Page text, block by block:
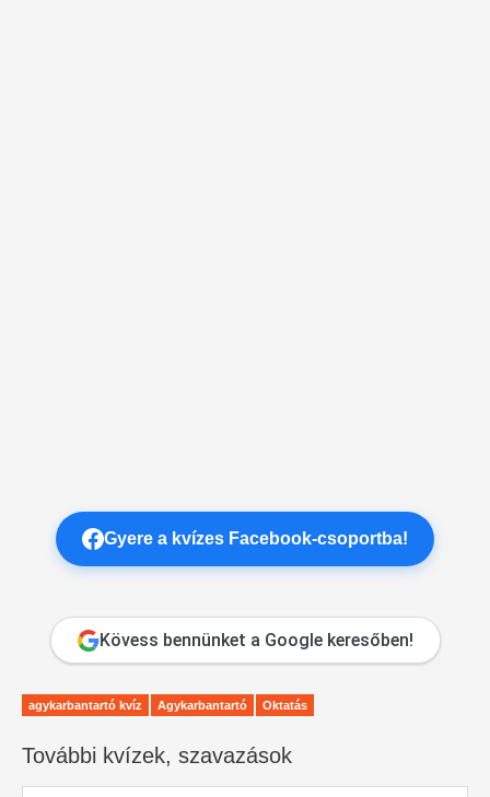
Gyere a kvízes Facebook-csoportba!
Kövess bennünket a Google keresőben!
agykarbantartó kvíz Agykarbantartó Oktatás
További kvízek, szavazások